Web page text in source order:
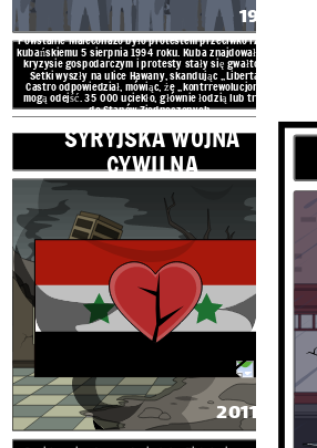
Powstanie Maleconazo było protestem przeciwko rządowi
kubańskiemu 5 sierpnia 1994 roku. Kuba znajdowała się w
kryzysie gospodarczym i protesty stały się gwałtowne.
Setki wyszły na ulice Hawany, skandując „Libertad!”.
Castro odpowiedział, mówiąc, że „kontrrewolucjoniści”
mogą odejść. 35 000 uciekło, głównie łodzią lub tratwą,
do Stanów Zjednoczonych.
UCHODŹCĄaluzje
1994
SYRYJSKA WOJNA
CYWILNA
2011 -